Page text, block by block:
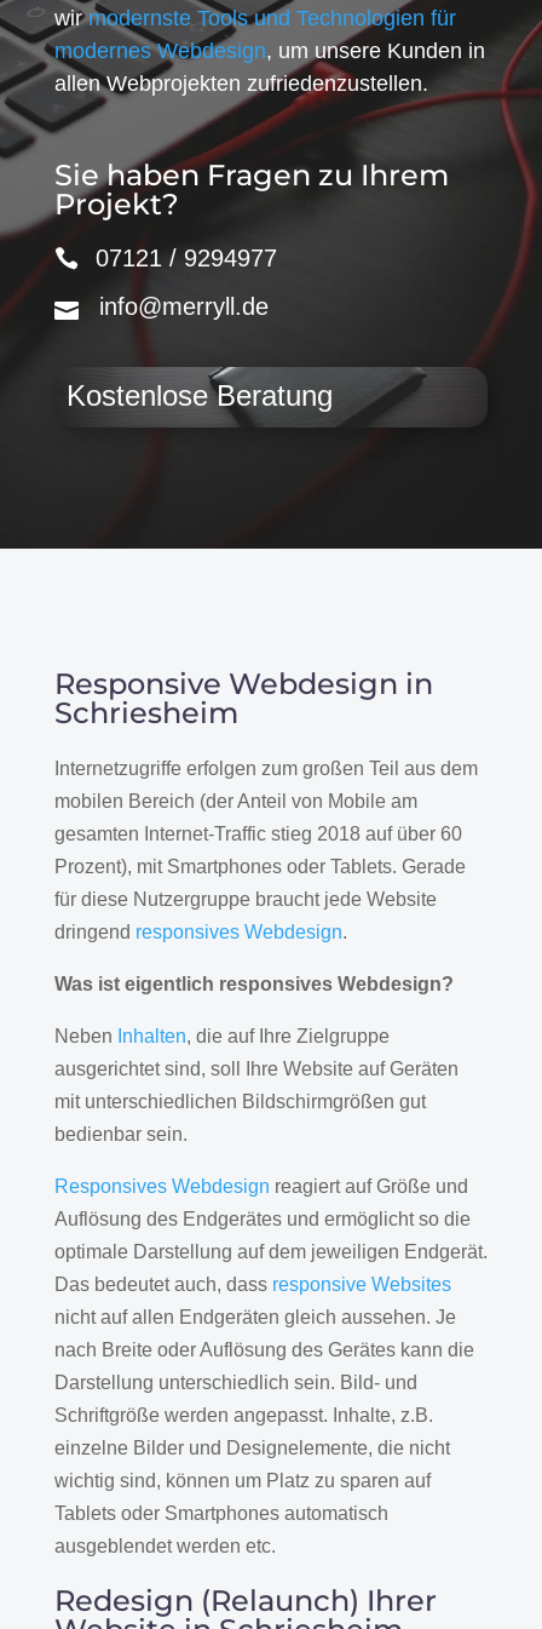
wirmodernste Tools und Technologien für
modernes Webdesign, um unsere Kunden in
allen Webprojekten zufriedenzustellen.
Sie haben Fragen zu Ihrem
Projekt?
07121 / 9294977
info@merryll.de
Kostenlose Beratung
Responsive Webdesign in
Schriesheim
Internetzugriffe erfolgen zum großen Teil aus dem
mobilen Bereich (der Anteil von Mobile am
gesamten Internet-Traffic stieg 2018 auf über 60
Prozent), mit Smartphones oder Tablets. Gerade
für diese Nutzergruppe braucht jede Website
dringend responsives Webdesign.
Was ist eigentlich responsives Webdesign?
Neben Inhalten, die auf Ihre Zielgruppe
ausgerichtet sind, soll Ihre Website auf Geräten
mit unterschiedlichen Bildschirmgrößen gut
bedienbar sein.
Responsives Webdesign reagiert auf Größe und
Auflösung des Endgerätes und ermöglicht so die
optimale Darstellung auf dem jeweiligen Endgerät.
Das bedeutet auch, dass responsive Websites
nicht auf allen Endgeräten gleich aussehen. Je
nach Breite oder Auflösung des Gerätes kann die
Darstellung unterschiedlich sein. Bild- und
Schriftgröße werden angepasst. Inhalte, z.B.
einzelne Bilder und Designelemente, die nicht
wichtig sind, können um Platz zu sparen auf
Tablets oder Smartphones automatisch
ausgeblendet werden etc.
Redesign (Relaunch) Ihrer